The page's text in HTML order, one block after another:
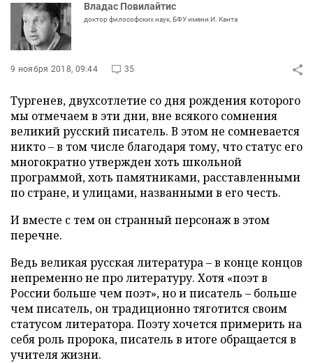
Владас Повилайтис
доктор философских наук, БФУ имени И. Канта
9 ноября 2018, 09:44 35
Тургенев, двухсотлетие со дня рождения которого
мы отмечаем в эти дни, вне всякого сомнения
великий русский писатель. В этом не сомневается
никто – в том числе благодаря тому, что статус его
многократно утвержден хоть школьной
программой, хоть памятниками, расставленными
по стране, и улицами, названными в его честь.
И вместе с тем он странный персонаж в этом
перечне.
Ведь великая русская литература – в конце концов
непременно не про литературу. Хотя «поэт в
России больше чем поэт», но и писатель – больше
чем писатель, он традиционно тяготится своим
статусом литератора. Поэту хочется примерить на
себя роль пророка, писатель в итоге обращается в
учителя жизни.